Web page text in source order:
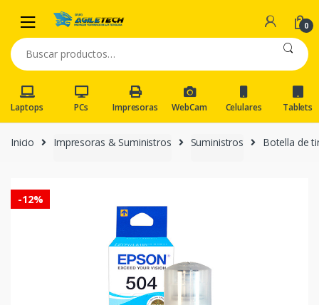
navigation
content
0
Buscar
por:
Laptops PCs Impresoras WebCam Celulares Tablets
Inicio Impresoras & Suministros Suministros Botella de
-12%